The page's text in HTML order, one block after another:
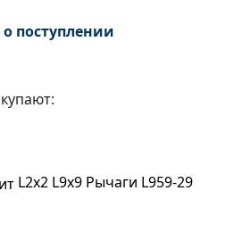
поступлении
L2x2 L9x9 Рычаги L959-29